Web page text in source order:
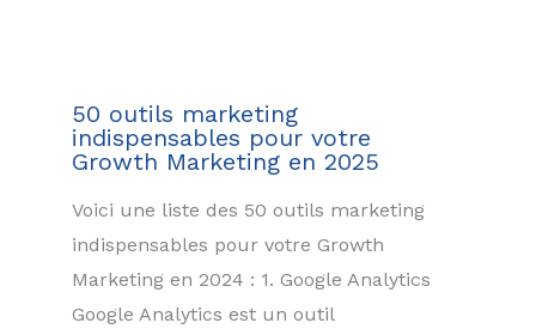
50 outils marketing
indispensables pour votre
Growth Marketing en 2025
Voici une liste des 50 outils marketing
indispensables pour votre Growth
Marketing en 2024 : 1. Google Analytics
Google Analytics est un outil